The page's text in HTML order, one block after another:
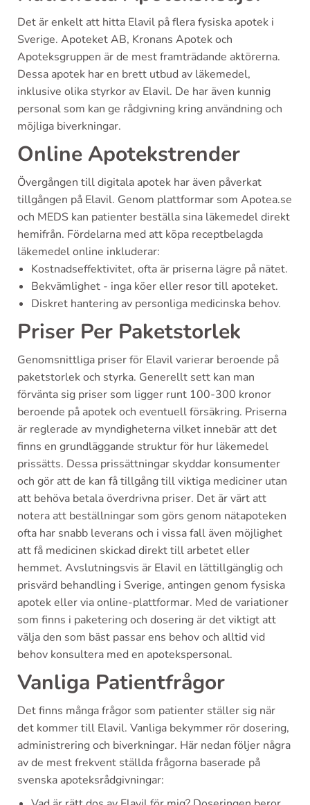
Det är enkelt att hitta Elavil på flera fysiska apotek i
Sverige. Apoteket AB, Kronans Apotek och
Apoteksgruppen är de mest framträdande aktörerna.
Dessa apotek har en brett utbud av läkemedel,
inklusive olika styrkor av Elavil. De har även kunnig
personal som kan ge rådgivning kring användning och
möjliga biverkningar.
Online Apotekstrender
Övergången till digitala apotek har även påverkat
tillgången på Elavil. Genom plattformar som Apotea.se
och MEDS kan patienter beställa sina läkemedel direkt
hemifrån. Fördelarna med att köpa receptbelagda
läkemedel online inkluderar:
Kostnadseffektivitet, ofta är priserna lägre på nätet.
Bekvämlighet - inga köer eller resor till apoteket.
Diskret hantering av personliga medicinska behov.
Priser Per Paketstorlek
Genomsnittliga priser för Elavil varierar beroende på
paketstorlek och styrka. Generellt sett kan man
förvänta sig priser som ligger runt 100-300 kronor
beroende på apotek och eventuell försäkring. Priserna
är reglerade av myndigheterna vilket innebär att det
finns en grundläggande struktur för hur läkemedel
prissätts. Dessa prissättningar skyddar konsumenter
och gör att de kan få tillgång till viktiga mediciner utan
att behöva betala överdrivna priser. Det är värt att
notera att beställningar som görs genom nätapoteken
ofta har snabb leverans och i vissa fall även möjlighet
att få medicinen skickad direkt till arbetet eller
hemmet. Avslutningsvis är Elavil en lättillgänglig och
prisvärd behandling i Sverige, antingen genom fysiska
apotek eller via online-plattformar. Med de variationer
som finns i paketering och dosering är det viktigt att
välja den som bäst passar ens behov och alltid vid
behov konsultera med en apotekspersonal.
Vanliga Patientfrågor
Det finns många frågor som patienter ställer sig när
det kommer till Elavil. Vanliga bekymmer rör dosering,
administrering och biverkningar. Här nedan följer några
av de mest frekvent ställda frågorna baserade på
svenska apoteksrådgivningar: